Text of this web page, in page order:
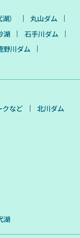
）
丸山ダム
湖
石手川ダム
野川ダム
クなど 北川ダム
湖